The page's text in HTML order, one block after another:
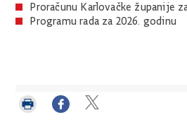
Proračunu Karlovačke županije
Programu rada za 2026. godinu